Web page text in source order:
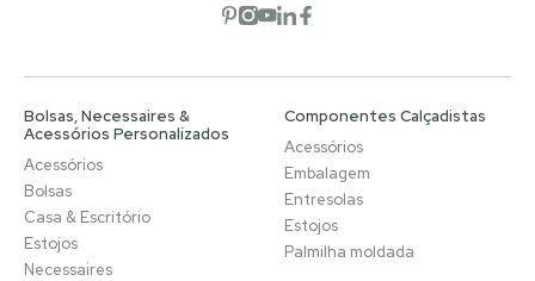
Abrir rede social
Abrir rede social
Abrir rede social
Abrir rede social
Abrir rede social
Bolsas, Necessaires &
Acessórios Personalizados
Acessórios
Bolsas
Casa & Escritório
Estojos
Necessaires
Componentes Calçadistas
Acessórios
Embalagem
Entresolas
Estojos
Palmilha moldada